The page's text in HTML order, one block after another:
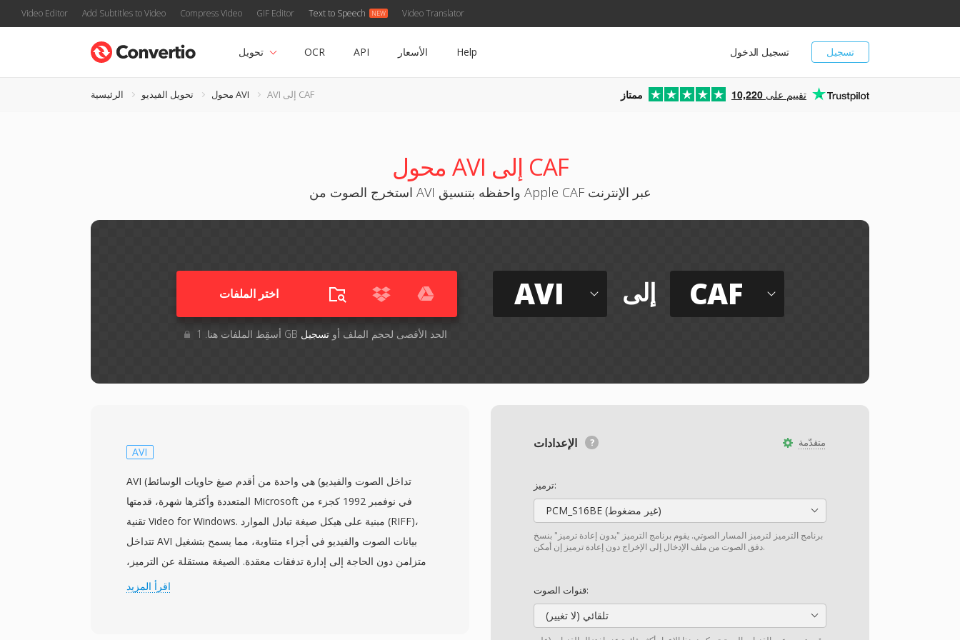
Video Editor Add Subtitles to Video Compress Video GIF Editor Text to Speech Video Translator
تسجيل تسجيل الدخول تحويل OCR API الأسعار Help
الرئيسية تحويل الفيديو محول AVI AVI إلى CAF ممتاز 10,220 تقييم على
محول AVI إلى CAF
استخرج الصوت من AVI واحفظه بتنسيق Apple CAF عبر الإنترنت
اختر الملفات
أسقِط الملفات هنا. 1 GB الحد الأقصى لحجم الملف أوتسجيل
AVI إلى CAF
متقدّمة
ترميز:
PCM_S16BE (غير مضغوط)
برنامج الترميز لترميز المسار الصوتي. يقوم برنامج الترميز "بدون إعادة ترميز" بنسخ
دفق الصوت من ملف الإدخال إلى الإخراج دون إعادة ترميز إن أمكن.
قنوات الصوت:
تلقائي (لا تغيير)
AVI
AVI (تداخل الصوت والفيديو) هي واحدة من أقدم صيغ حاويات الوسائط
المتعددة وأكثرها شهرة، قدمتها Microsoft في نوفمبر 1992 كجزء من
تقنية Video for Windows. مبنية على هيكل صيغة تبادل الموارد (RIFF)،
تتداخل AVI بيانات الصوت والفيديو في أجزاء متناوبة، مما يسمح بتشغيل
متزامن دون الحاجة إلى إدارة تدفقات معقدة. الصيغة مستقلة عن الترميز،
مما يعني أنها يمكن أن تحتوي على فيديو مضغوط بأي ترميز تقريباً، من
اقرأ المزيد